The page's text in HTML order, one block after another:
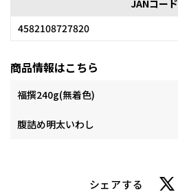
JANコード
4582108727820
商品情報はこちら
福撰240g(無着色)
腹詰め明太いわし
シェアする